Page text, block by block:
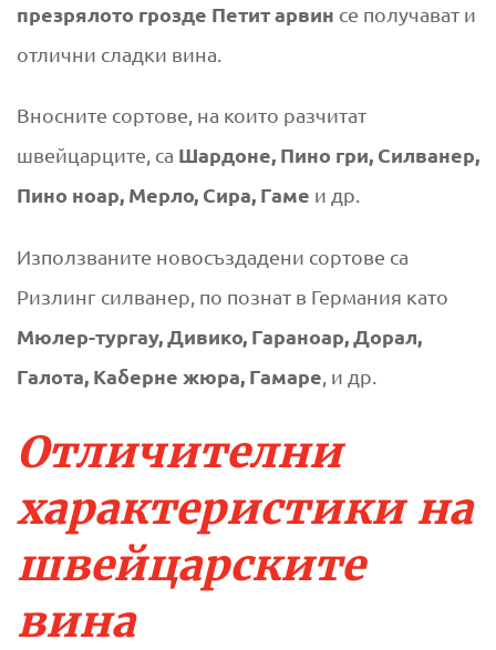
презрялото грозде Петит арвин се получават и
отлични сладки вина.
Вносните сортове, на които разчитат
швейцарците, са Шардоне, Пино гри, Силванер,
Пино ноар, Мерло, Сира, Гаме и др.
Използваните новосъздадени сортове са
Ризлинг силванер, по познат в Германия като
Мюлер-тургау, Дивико, Гараноар, Дорал,
Галота, Каберне жюра, Гамаре , и др.
Отличителни
характеристики на
швейцарските
вина